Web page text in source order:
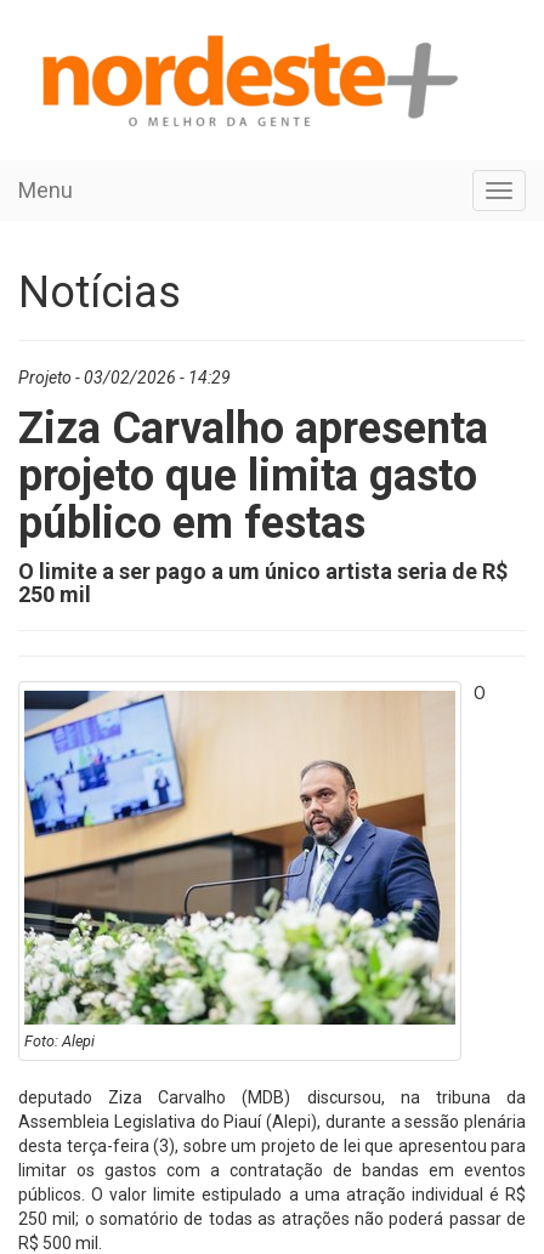
Menu
Notícias
Projeto - 03/02/2026 - 14:29
Ziza Carvalho apresenta
projeto que limita gasto
público em festas
O limite a ser pago a um único artista seria de R$
250 mil
Foto: Alepi
O
deputado Ziza Carvalho (MDB) discursou, na tribuna da
Assembleia Legislativa do Piauí (Alepi), durante a sessão plenária
desta terça-feira (3), sobre um projeto de lei que apresentou para
limitar os gastos com a contratação de bandas em eventos
públicos. O valor limite estipulado a uma atração individual é R$
250 mil; o somatório de todas as atrações não poderá passar de
R$ 500 mil.